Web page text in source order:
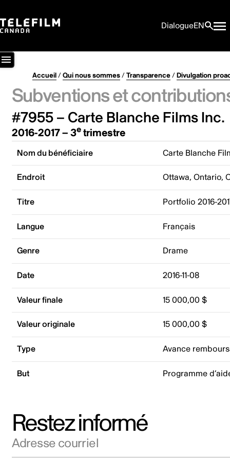
DialogueEN
Accueil/Qui nous sommes/Transparence/Divulgation
Subventions et
#7955 – Carte Blanche Films Inc.
2016-2017 – 3etrimestre
Nom du bénéficiaire Carte Blanche
Endroit Ottawa, Ontario,
Titre Portfolio 2016-
Langue Français
Genre Drame
Date 2016-11-08
Valeur finale 15 000,00 $
Valeur originale 15 000,00 $
Type Avance
But Programme
Restez informé